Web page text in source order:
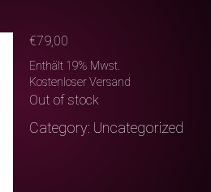
€79,00
Enthält 19% Mwst.
Kostenloser Versand
Out of stock
Category: Uncategorized